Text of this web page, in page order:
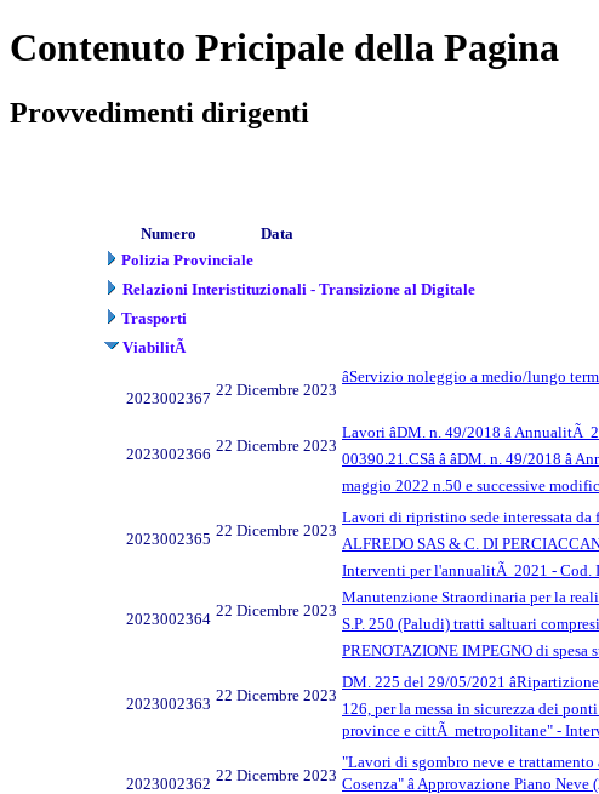
Contenuto Pricipale della Pagina
Provvedimenti dirigenti
Numero Data
Polizia Provinciale
Relazioni Interistituzionali - Transizione al Digitale
Trasporti
ViabilitÃ
2023002367 22 Dicembre 2023
âServizio noleggio a medio/lungo
2023002366 22 Dicembre 2023
Lavori âDM. n. 49/2018 â
00390.21.CSâ â âDM. n. 49/
maggio 2022 n.50 e successive
2023002365 22 Dicembre 2023
Lavori di ripristino sede interessata da
ALFREDO SAS & C. DI
Interventi per l'annualitÃ 2021 - Cod.
2023002364 22 Dicembre 2023
Manutenzione Straordinaria per la
S.P. 250 (Paludi) tratti saltuari
PRENOTAZIONE IMPEGNO di spesa
2023002363 22 Dicembre 2023
DM. 225 del 29/05/2021
126, per la messa in sicurezza dei
province e cittÃ metropolitane" -
2023002362 22 Dicembre 2023
"Lavori di sgombro neve e
Cosenza" â Approvazione Piano